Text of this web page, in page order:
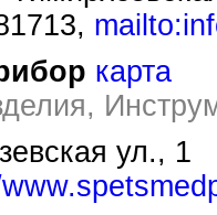
карта
ул., 1